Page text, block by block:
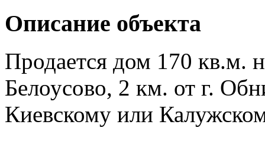
Описание объекта
Продается дом 170 кв.м.
Белоусово, 2 км. от г.
Киевскому или